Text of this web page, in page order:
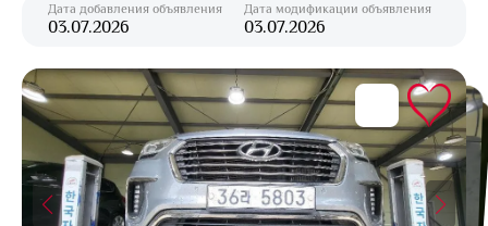
Дата добавления объявления
03.07.2026
Дата модификации объявления
03.07.2026